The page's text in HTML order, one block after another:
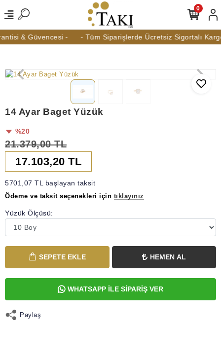
& Güvencesi - - Tüm Siparişlerde Ücretsiz Sigortalı
0
14 Ayar Baget Yüzük
%20
21.379,00 TL
17.103,20 TL
5701,07 TL başlayan taksit
Ödeme ve taksit seçenekleri için tıklayınız
Yüzük Ölçüsü:
SEPETE EKLE HEMEN AL
WHATSAPP İLE SİPARİŞ VER
Paylaş